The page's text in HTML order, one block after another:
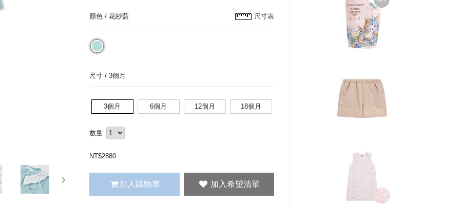
next
顏色 / 花紗藍 尺寸表
尺寸 / 3個月
3個月 6個月 12個月 18個月
數量
NT$2880
加入購物車